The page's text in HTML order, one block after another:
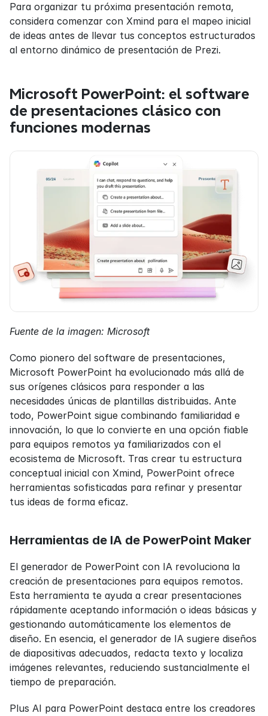
Para organizar tu próxima presentación remota,
considera comenzar con Xmind para el mapeo inicial
de ideas antes de llevar tus conceptos estructurados
al entorno dinámico de presentación de Prezi.
Microsoft PowerPoint: el software
de presentaciones clásico con
funciones modernas
Fuente de la imagen: Microsoft
Como pionero del software de presentaciones,
Microsoft PowerPoint ha evolucionado más allá de
sus orígenes clásicos para responder a las
necesidades únicas de plantillas distribuidas. Ante
todo, PowerPoint sigue combinando familiaridad e
innovación, lo que lo convierte en una opción fiable
para equipos remotos ya familiarizados con el
ecosistema de Microsoft. Tras crear tu estructura
conceptual inicial con Xmind, PowerPoint ofrece
herramientas sofisticadas para refinar y presentar
tus ideas de forma eficaz.
Herramientas de IA de PowerPoint Maker
El generador de PowerPoint con IA revoluciona la
creación de presentaciones para equipos remotos.
Esta herramienta te ayuda a crear presentaciones
rápidamente aceptando información o ideas básicas y
gestionando automáticamente los elementos de
diseño. En esencia, el generador de IA sugiere diseños
de diapositivas adecuados, redacta texto y localiza
imágenes relevantes, reduciendo sustancialmente el
tiempo de preparación.
Plus AI para PowerPoint destaca entre los creadores